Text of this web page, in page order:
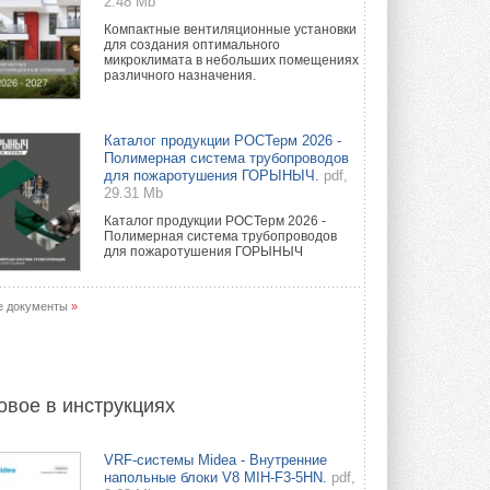
Компактные вентиляционные установки
для создания оптимального
микроклимата в небольших помещениях
различного назначения.
Каталог продукции РОСТерм 2026 -
Полимерная система трубопроводов
для пожаротушения ГОРЫНЫЧ.
pdf,
29.31 Mb
Каталог продукции РОСТерм 2026 -
Полимерная система трубопроводов
для пожаротушения ГОРЫНЫЧ
документы »
в инструкциях
VRF-системы Midea - Внутренние
напольные блоки V8 MIH-F3-5HN. pdf,